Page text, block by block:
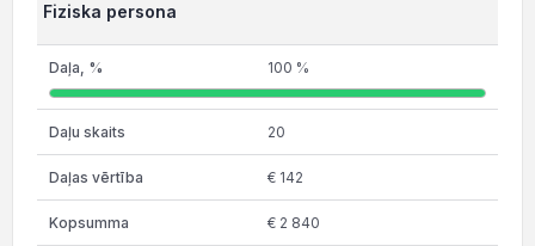
Fiziska persona
100 %
20
€ 142
€ 2 840